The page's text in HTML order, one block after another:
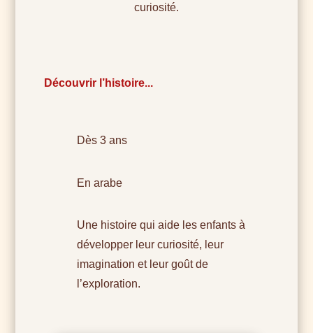
curiosité.
Découvrir l’histoire...
Dès 3 ans
En arabe
Une histoire qui aide les enfants à
développer leur curiosité, leur
imagination et leur goût de
l’exploration.